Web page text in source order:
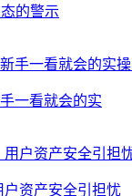
的警示
一看就会的实
户资产安全引担忧